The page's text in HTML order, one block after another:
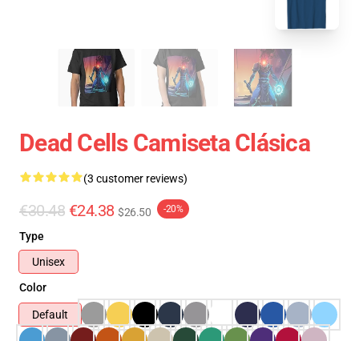
Dead Cells Camiseta Clásica
(3 customer reviews)
€30.48 €24.38 $26.50 -20%
Type
Unisex
Color
Default